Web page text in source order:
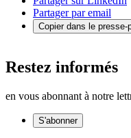
Partager par email
Copier dans le presse-
Restez informés
en vous abonnant à notre
S'abonner